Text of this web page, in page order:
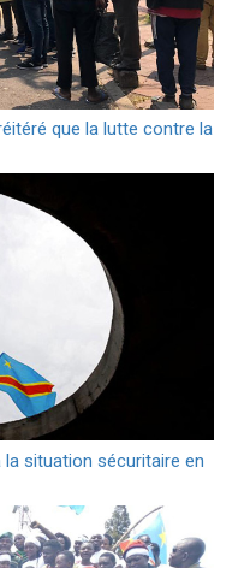
que la lutte contre la
situation sécuritaire en